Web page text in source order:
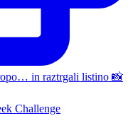
Challenge